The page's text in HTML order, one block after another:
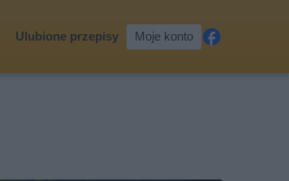
Ulubione przepisy Moje konto
ceb